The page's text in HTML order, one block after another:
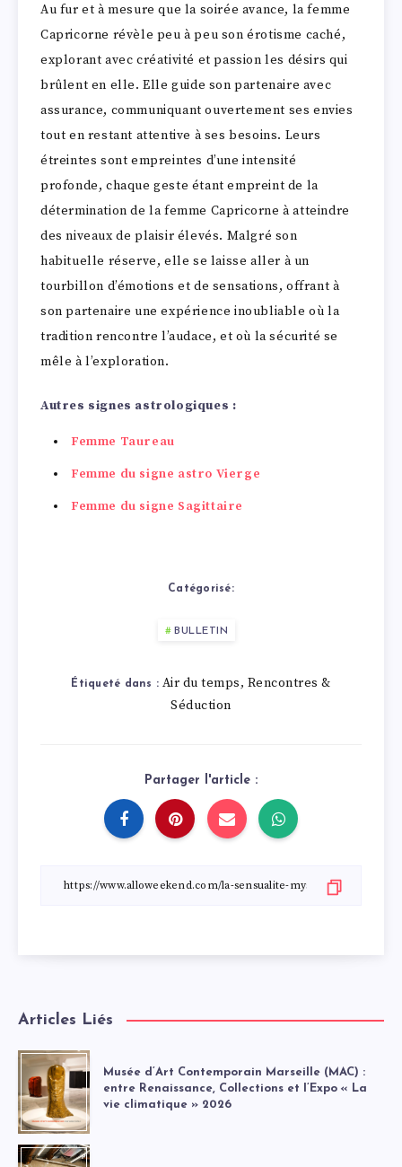
Au fur et à mesure que la soirée avance, la femme
Capricorne révèle peu à peu son érotisme caché,
explorant avec créativité et passion les désirs qui
brûlent en elle. Elle guide son partenaire avec
assurance, communiquant ouvertement ses envies
tout en restant attentive à ses besoins. Leurs
étreintes sont empreintes d’une intensité
profonde, chaque geste étant empreint de la
détermination de la femme Capricorne à atteindre
des niveaux de plaisir élevés. Malgré son
habituelle réserve, elle se laisse aller à un
tourbillon d’émotions et de sensations, offrant à
son partenaire une expérience inoubliable où la
tradition rencontre l’audace, et où la sécurité se
mêle à l’exploration.
Autres signes astrologiques :
Femme Taureau
Femme du signe astro Vierge
Femme du signe Sagittaire
Catégorisé:
BULLETIN
Étiqueté dans : Air du temps, Rencontres &
Séduction
Partager l'article :
Articles Liés
Musée d’Art Contemporain Marseille (MAC) :
entre Renaissance, Collections et l’Expo « La
vie climatique » 2026